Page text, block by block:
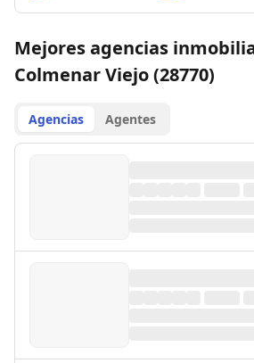
Mejores agencias
Colmenar Viejo (28770)
Agencias Agentes